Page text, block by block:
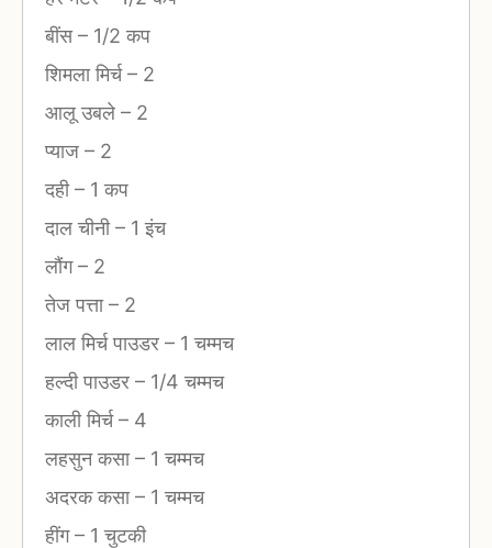
बींस– 1/2 कप
शिमला मिर्च– 2
आलू उबले – 2
प्याज – 2
दही– 1 कप
दाल चीनी– 1 इंच
लौंग– 2
तेज पत्ता– 2
लाल मिर्च पाउडर – 1 चम्मच
हल्दी पाउडर – 1/4 चम्मच
काली मिर्च– 4
लहसुन कसा– 1 चम्मच
अदरक कसा– 1 चम्मच
हींग– 1 चुटकी